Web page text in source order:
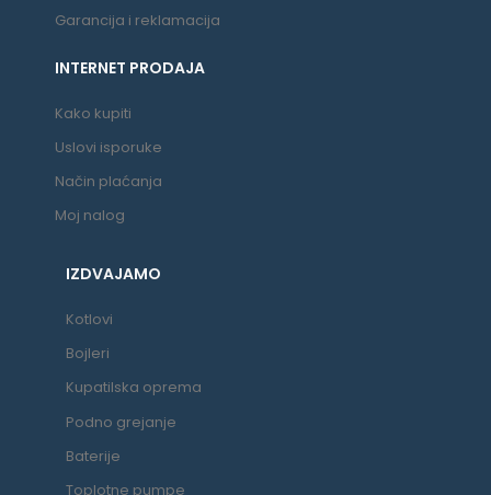
Garancija i reklamacija
INTERNET PRODAJA
Kako kupiti
Uslovi isporuke
Način plaćanja
Moj nalog
IZDVAJAMO
Kotlovi
Bojleri
Kupatilska oprema
Podno grejanje
Baterije
Toplotne pumpe